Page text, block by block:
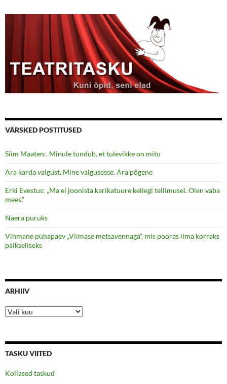
VÄRSKED POSTITUSED
Siim Maaten:. Minule tundub, et tulevikke on mitu
Ära karda valgust. Mine valgusesse. Ära põgene
Erki Evestus: „Ma ei joonista karikatuure kellegi tellimusel. Olen vaba
mees.”
Naera puruks
Vihmane pühapäev „Viimase metsavennaga”, mis pööras ilma korraks
päikseliseks
ARHIIV
Arhiiv
TASKU VIITED
Kollased taskud